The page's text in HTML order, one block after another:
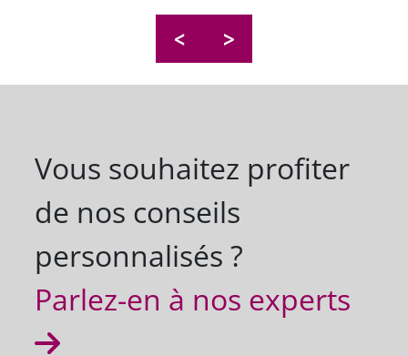
< >
Vous souhaitez profiter
de nos conseils
personnalisés ?
Parlez-en à nos experts